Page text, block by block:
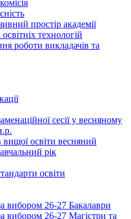
простір академії
технологій
роботи викладачів та
сесії у весняному
вищої освіти весняний
рік
освіти
вибором 26-27 Бакалаври
вибором 26-27 Магістри та